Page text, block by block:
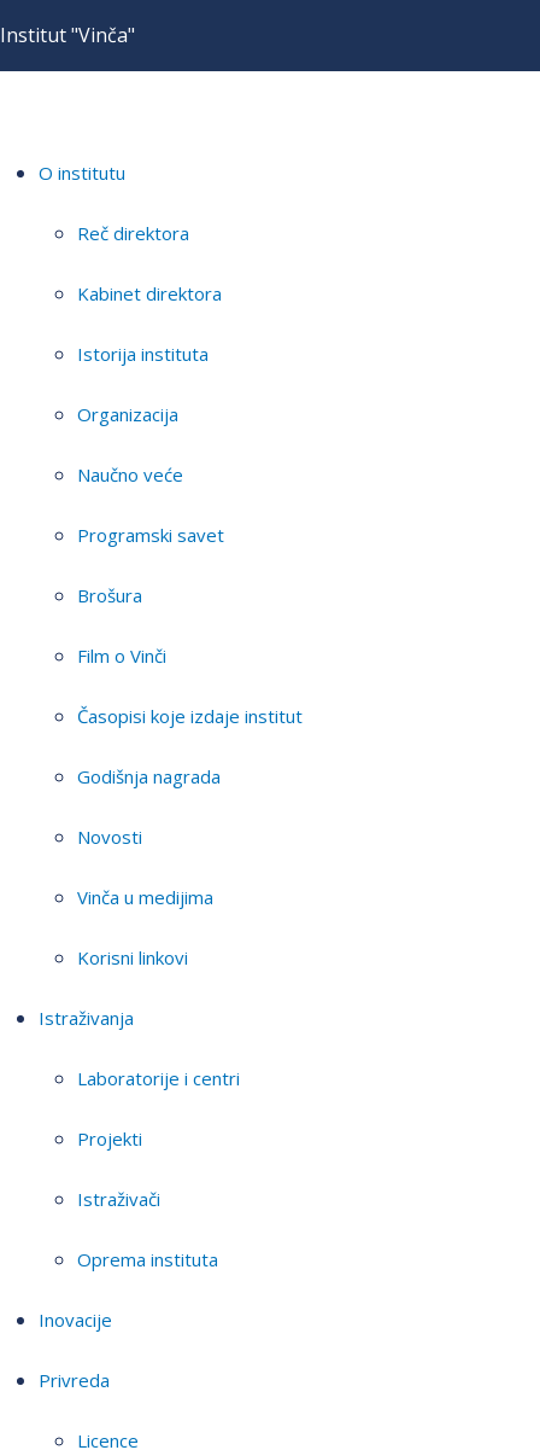
Institut "Vinča"
O institutu
Reč direktora
Kabinet direktora
Istorija instituta
Organizacija
Naučno veće
Programski savet
Brošura
Film o Vinči
Časopisi koje izdaje institut
Godišnja nagrada
Novosti
Vinča u medijima
Korisni linkovi
Istraživanja
Laboratorije i centri
Projekti
Istraživači
Oprema instituta
Inovacije
Privreda
Licence